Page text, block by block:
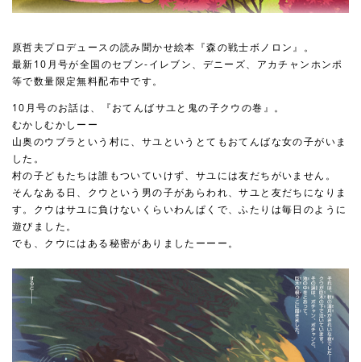
原哲夫プロデュースの読み聞かせ絵本『森の戦士ボノロン』。
最新10月号が全国のセブン-イレブン、デニーズ、アカチャンホンポ
等で数量限定無料配布中です。
10月号のお話は、『おてんばサユと鬼の子クウの巻』。
むかしむかしーー
山奥のウブラという村に、サユというとてもおてんばな女の子がいま
した。
村の子どもたちは誰もついていけず、サユには友だちがいません。
そんなある日、クウという男の子があらわれ、サユと友だちになりま
す。クウはサユに負けないくらいわんぱくで、ふたりは毎日のように
遊びました。
でも、クウにはある秘密がありましたーーー。